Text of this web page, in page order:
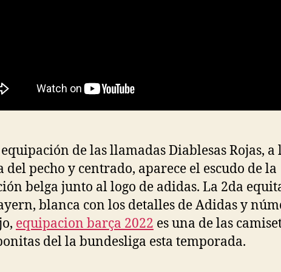
de las llamadas Diablesas Rojas, a
del pecho y centrado, aparece el escudo de la
belga junto al logo de adidas. La 2da
blanca con los detalles de Adidas y
equipacion barça 2022 es una de las
del la bundesliga esta temporada.